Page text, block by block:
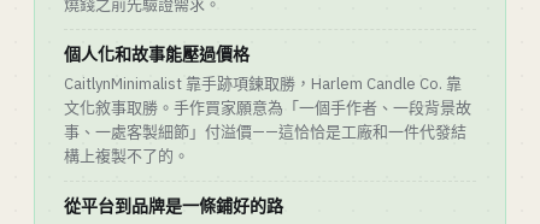
燒錢之前先驗證需求。
個人化和故事能壓過價格
CaitlynMinimalist 靠手跡項鍊取勝，Harlem Candle Co. 靠
文化敘事取勝。手作買家願意為「一個手作者、一段背景故
事、一處客製細節」付溢價——這恰恰是工廠和一件代發結
構上複製不了的。
從平台到品牌是一條鋪好的路